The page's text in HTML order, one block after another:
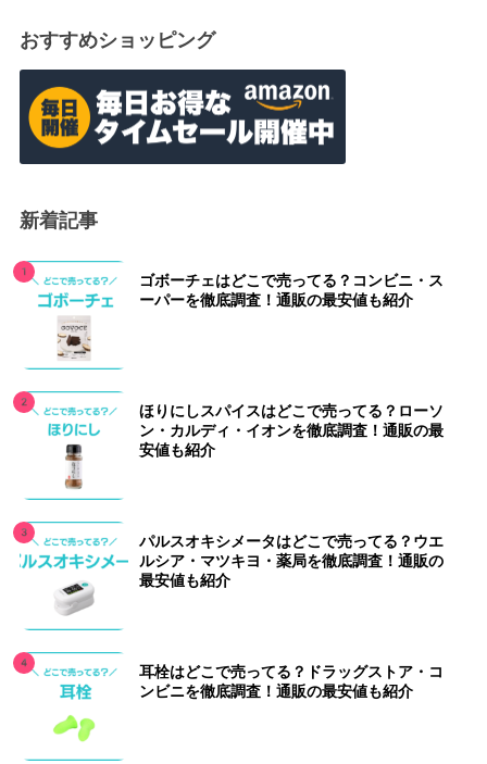
おすすめショッピング
新着記事
ゴボーチェはどこで売ってる？コンビニ・ス
ーパーを徹底調査！通販の最安値も紹介
ほりにしスパイスはどこで売ってる？ローソ
ン・カルディ・イオンを徹底調査！通販の最
安値も紹介
パルスオキシメータはどこで売ってる？ウエ
ルシア・マツキヨ・薬局を徹底調査！通販の
最安値も紹介
耳栓はどこで売ってる？ドラッグストア・コ
ンビニを徹底調査！通販の最安値も紹介